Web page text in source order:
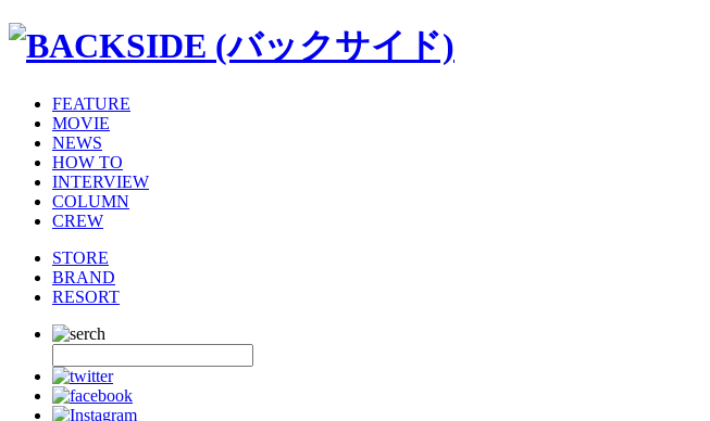
FEATURE
MOVIE
NEWS
HOW TO
INTERVIEW
COLUMN
CREW
STORE
BRAND
RESORT